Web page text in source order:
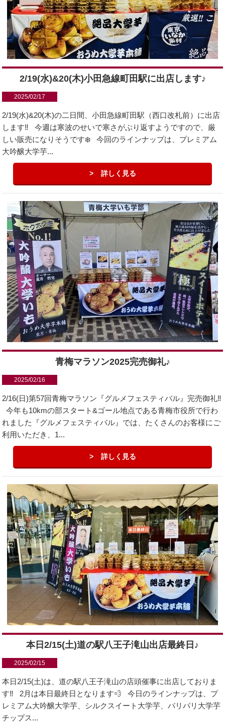
2/19(水)&20(木)小田急線町田駅に出店します♪
2025/02/17
2/19(水)&20(木)の二日間、小田急線町田駅（西口改札前）に出店
します‼️ 今週は寒波のせいで寒さがぶり返すようですので、厳
しい販売になりそうです❄️ 今回のラインナップは、プレミアム
大吟醸大学芋...
詳しく見る
青梅マラソン2025完売御礼♪
2025/02/16
2/16(日)第57回青梅マラソン『グルメフェスティバル』完売御礼‼️
今年も10kmの部スタート&ゴール地点である青梅市役所で行わ
れました『グルメフェスティバル』では、たくさんのお客様にご
利用いただき、1...
詳しく見る
本日2/15(土)道の駅八王子滝山出店最終日♪
2025/02/15
本日2/15(土)は、道の駅八王子滝山の店頭催事に出店しておりま
す‼️ 2月は本日最終日となります💨 今日のラインナップは、プ
レミアム大吟醸大学芋、シルクスイート大学芋、パリパリ大学芋
チップス...